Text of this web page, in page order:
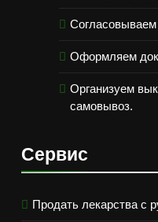
Оформляем
Организуем
самовывоз.
Сервис
Продать лекарства с